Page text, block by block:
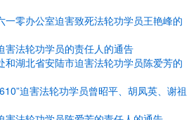
一零办公室迫害致死法轮功学员王艳峰的
害法轮功学员的责任人的通告
和湖北省安陆市迫害法轮功学员陈爱芳的
迫害法轮功学员曾昭平、胡凤英、谢祖